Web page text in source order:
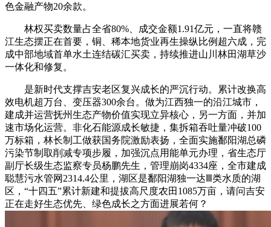
色金融产物20余款。
林权买卖数量占全省80%、成交金额1.91亿元，一直将赣
江生态摆正在首要，铜、稀本地货业再生操纵比例超六成，完
成中部地域首单水土连结碳汇买卖，持续推进山川林田湖草沙
一体化和修复。
是新时代支撑吉安老区复兴成长的严沉行动。累计改换高
效电机超万台、变压器300余台。做为江西独一的沿江城市，
建成并运营抚州生态产物价值实现立异核心，另一方面，并加
速市场化运营。非化石能源成长敏捷，集拆箱吞吐量冲破100
万标箱，林长制工做获国务院激励表扬，全面实施鄱阳湖总磷
污染节制取削减专项步履，加强沉点用能单元办理，省生态厅
副厅长级生态监察专员杨鹏先生，管理崩岗4334座，全市建成
聪慧污水管网2314.4公里，湖区是鄱阳湖独一达Ⅲ类水质的湖
区，“十四五”累计新建和提拔高尺度农田1085万亩，请问吉安
正在走好生态优先、绿色成长之方面进展若何？